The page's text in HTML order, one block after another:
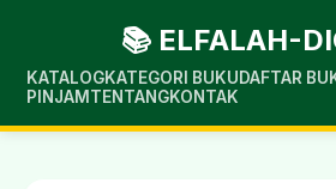
📚 ELFALAH-
KATALOGKATEGORI BUKUDAFTAR
PINJAM TENTANGKONTAK